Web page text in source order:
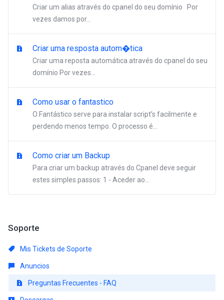
Criar um alias através do cpanel do seu domínio Por
vezes damos por...
Criar uma resposta autom�tica
Criar uma reposta automática através do cpanel do seu
domínio Por vezes...
Como usar o fantastico
O Fantástico serve para instalar script’s facilmente e
perdendo menos tempo. O processo é...
Como criar um Backup
Para criar um backup através do Cpanel deve seguir
estes simples passos: 1 - Aceder ao...
Soporte
Mis Tickets de Soporte
Anuncios
Preguntas Frecuentes - FAQ